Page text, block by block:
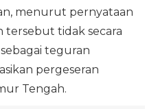
menurut pernyataan
tersebut tidak secara
teguran
pergeseran
Tengah.